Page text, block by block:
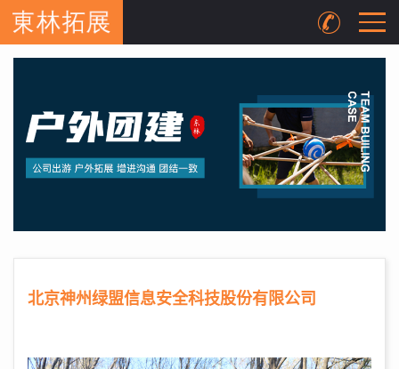
北京神州绿盟信息安全科技股份有限公司